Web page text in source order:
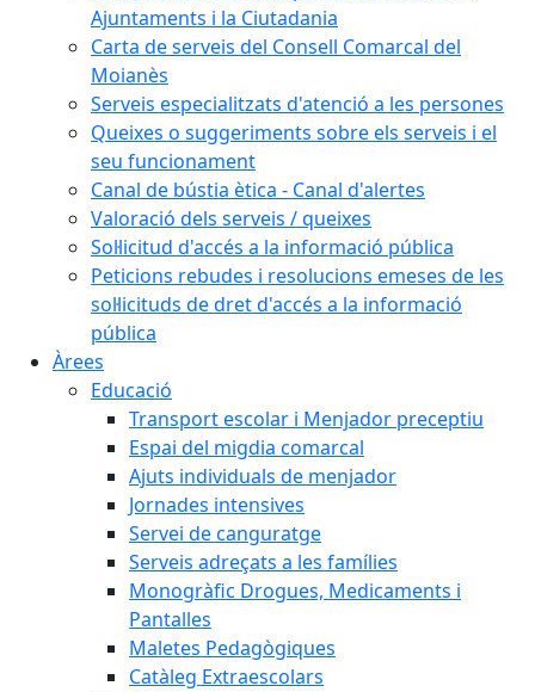
Ajuntaments i la Ciutadania
Carta de serveis del Consell Comarcal del
Moianès
Serveis especialitzats d'atenció a les persones
Queixes o suggeriments sobre els serveis i el
seu funcionament
Canal de bústia ètica - Canal d'alertes
Valoració dels serveis / queixes
Sol·licitud d'accés a la informació pública
Peticions rebudes i resolucions emeses de les
sol·licituds de dret d'accés a la informació
pública
Àrees
Educació
Transport escolar i Menjador preceptiu
Espai del migdia comarcal
Ajuts individuals de menjador
Jornades intensives
Servei de canguratge
Serveis adreçats a les famílies
Monogràfic Drogues, Medicaments i
Pantalles
Maletes Pedagògiques
Catàleg Extraescolars